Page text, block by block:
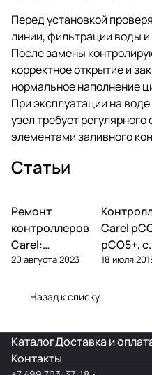
Перед установкой
линии, фильтрации воды
После замены
корректное открытие и
нормальное наполнение
При эксплуатации на
узел требует
элементами заливного
Статьи
Автоматика и
контроллеры
Ремонт
контроллеров
Carel:
диагностика
поломок и
20 августа 2023
Carel
pCO5+,
pCO mini
18 июля
Назад к списку
КаталогДоставка и
Контакты